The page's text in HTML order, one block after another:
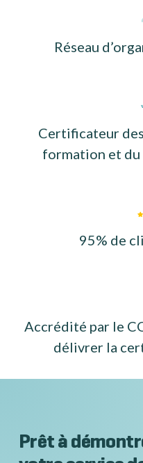
Réseau
Certificateur
formation et du
95% de
Accrédité par le
délivrer la
Prêt à